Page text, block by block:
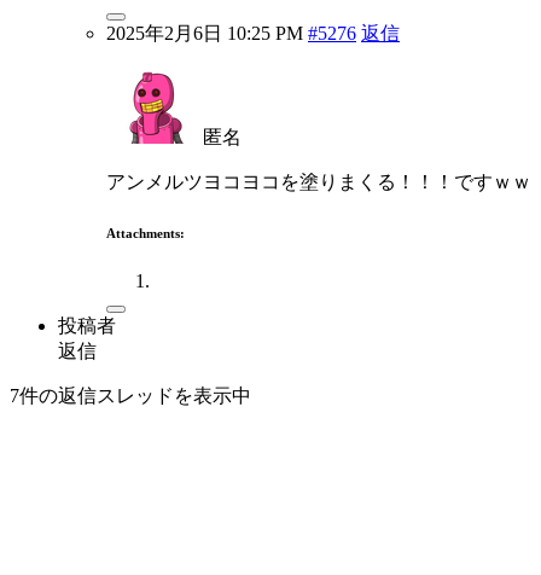
2025年2月6日 10:25 PM #5276 返信
匿名
アンメルツヨコヨコを塗りまくる！！！ですｗｗ
Attachments:
投稿者
返信
7件の返信スレッドを表示中